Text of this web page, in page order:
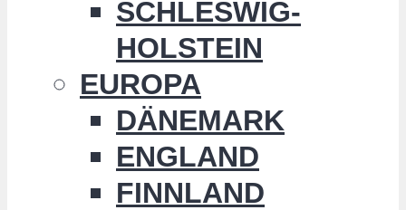
SCHLESWIG-
HOLSTEIN
EUROPA
DÄNEMARK
ENGLAND
FINNLAND